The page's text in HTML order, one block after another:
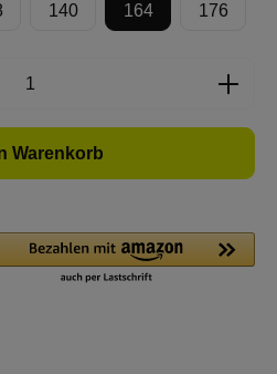
verfügbar.)
140 164 176
den gewünschten
Warenkorb